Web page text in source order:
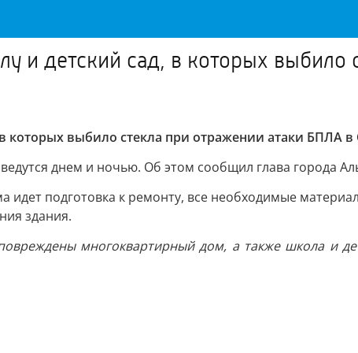
и детский сад, в которых
которых выбило стекла при отражении атаки БПЛА в
днем и ночью. Об этом сообщил глава города
подготовка к ремонту, все необходимые
здания.
многоквартирный дом, а также школа и